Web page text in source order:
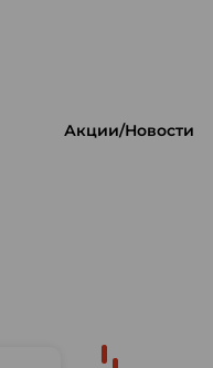
Акции/Новости